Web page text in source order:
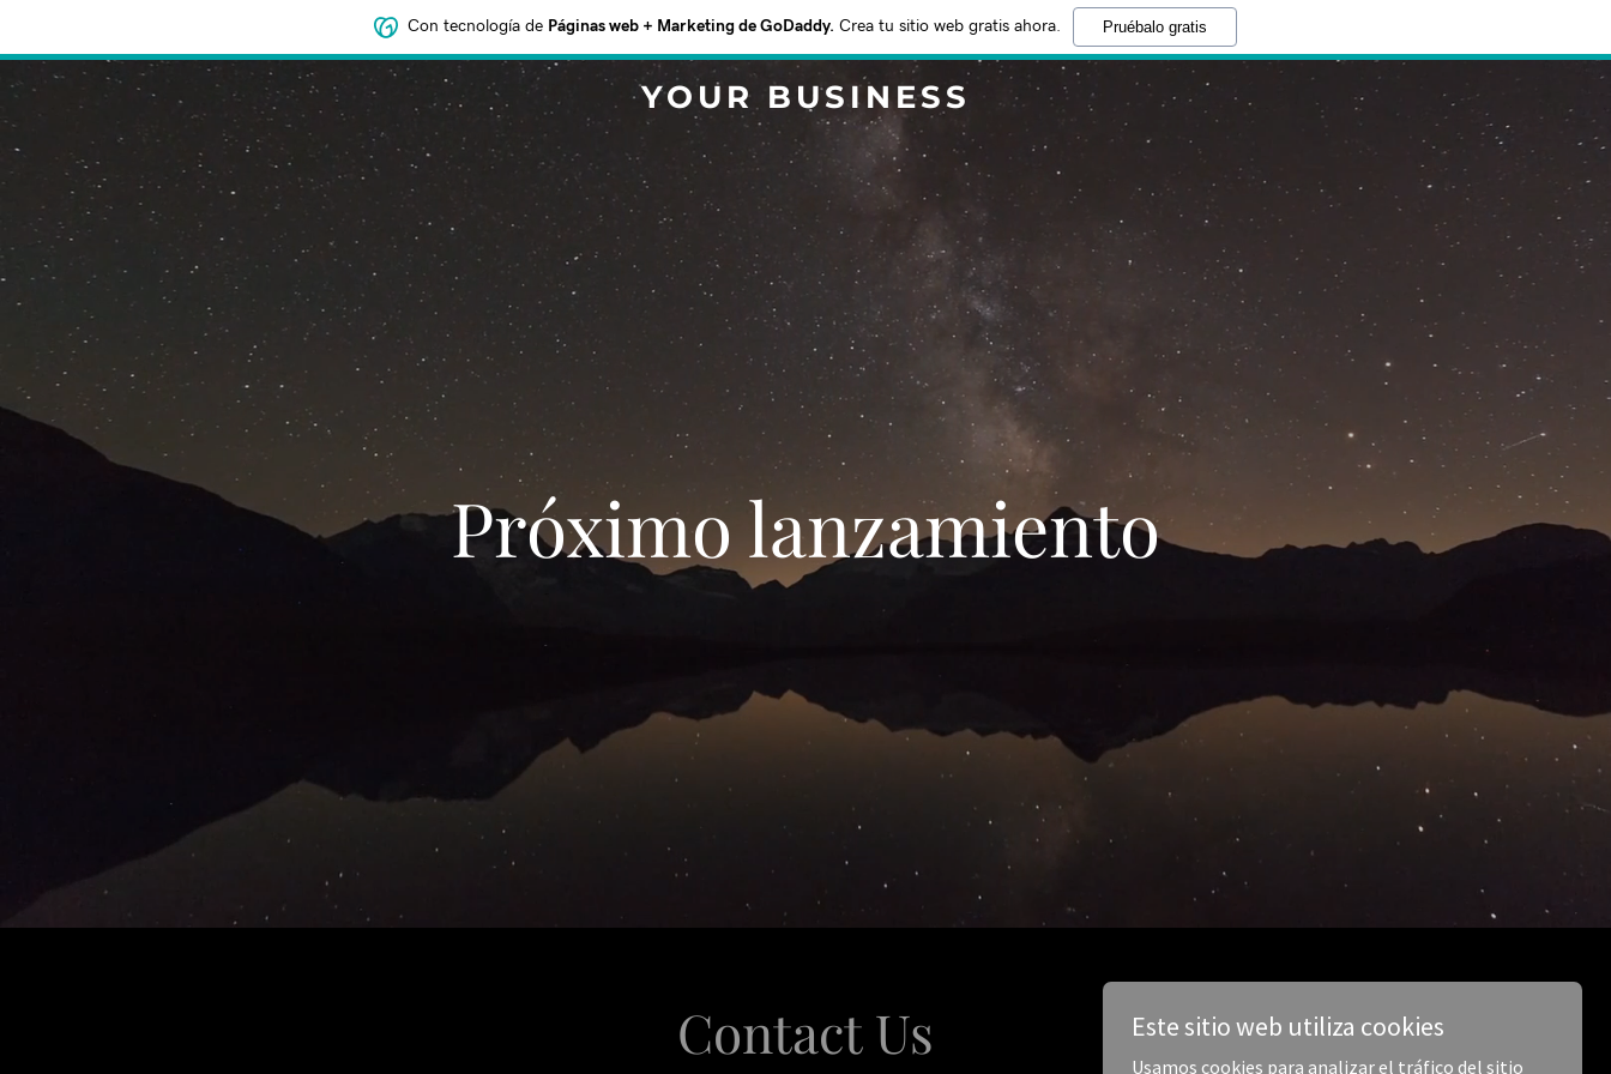
Con tecnología de Páginas web + Marketing de GoDaddy. Crea tu sitio web gratis ahora. Pruébalo gratis
YOUR BUSINESS
‌‌Próximo lanzamiento
Contact Us Este sitio web utiliza cookies
Usamos cookies para analizar el tráfico del sitio